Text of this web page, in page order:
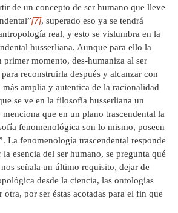
de un concepto de ser humano que lleve
[7], superado eso ya se tendrá
real, y esto se vislumbra en la
husserliana. Aunque para ello la
momento, des-humaniza al ser
reconstruirla después y alcanzar con
amplia y autentica de la racionalidad
se ve en la filosofía husserliana un
que en un plano trascendental la
fenomenológica son lo mismo, poseen
La fenomenología trascendental responde
esencia del ser humano, se pregunta qué
señala un último requisito, dejar de
desde la ciencia, las ontologías
por ser éstas acotadas para el fin que